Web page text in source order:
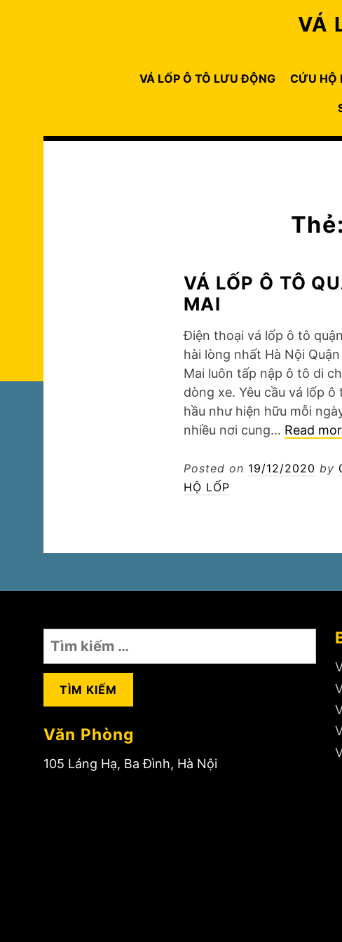
VÁ
VÁ LỐP Ô TÔ LƯU ĐỘNG CỨU HỘ
Thẻ:
VÁ LỐP Ô TÔ
MAI
Điện thoại vá lốp ô tô
hài lòng nhất Hà Nội
Mai luôn tấp nập ô tô di
dòng xe. Yêu cầu vá lốp ô
hầu như hiện hữu mỗi
nhiều nơi cung… Read
Posted on 19/12/2020 by
HỘ LỐP
Tìm
cho:
Văn Phòng
105 Láng Hạ, Ba Đình, Hà Nội